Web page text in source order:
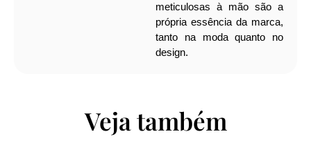
meticulosas à mão são a
própria essência da marca,
tanto na moda quanto no
design.
Veja também